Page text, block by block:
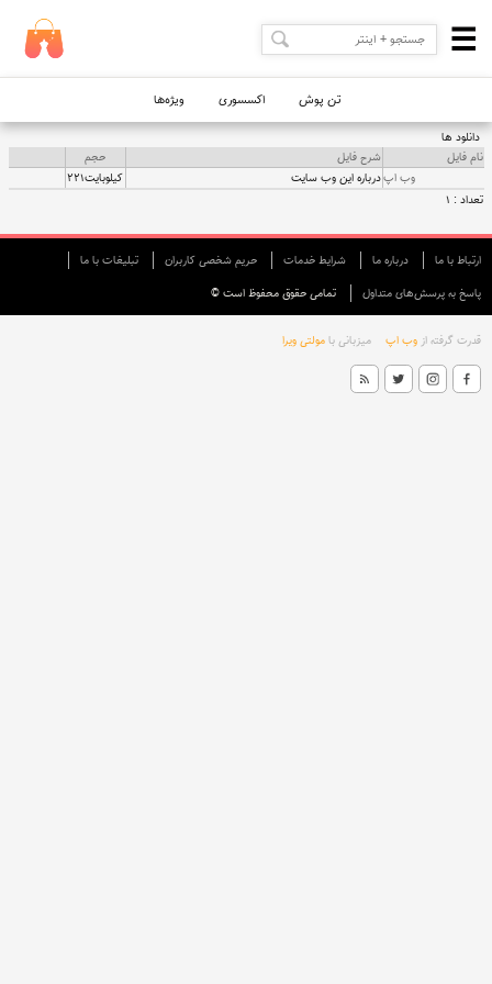
تن پوش اکسسوری ویژه‌ها
حجم
ارتباط با ما درباره ما شرایط خدمات حريم شخصی كاربران
تبليغات با ما
پاسخ به پرسش‌های متداول
تمامی حقوق محفوظ است ©
قدرت گرفته از وب اپ میزبانی بامولتی ویرا